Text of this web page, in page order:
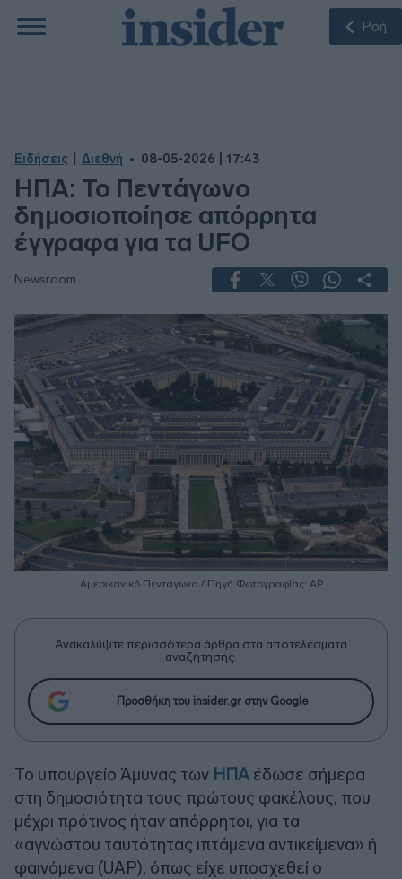
Ροή
Ειδήσεις Διεθνή 08-05-2026 | 17:43
ΗΠΑ: Το Πεντάγωνο
δημοσιοποίησε απόρρητα
έγγραφα για τα UFO
Newsroom
Αμερικανικό Πεντάγωνο / Πηγή Φωτογραφίας: ΑΡ
Ανακαλύψτε περισσότερα άρθρα στα αποτελέσματα
αναζήτησης.
Προσθήκη του insider.gr στην Google
Το υπουργείο Άμυνας των ΗΠΑ έδωσε σήμερα
στη δημοσιότητα τους πρώτους φακέλους, που
μέχρι πρότινος ήταν απόρρητοι, για τα
«αγνώστου ταυτότητας ιπτάμενα αντικείμενα» ή
φαινόμενα (UAP), όπως είχε υποσχεθεί ο